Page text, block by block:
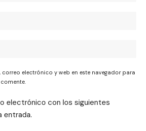
electrónico y web en este navegador para
electrónico con los siguientes
entrada.